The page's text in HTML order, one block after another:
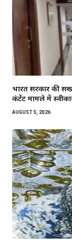
भारत सरकार की
कंटेंट मामले में
AUGUST 5, 2026